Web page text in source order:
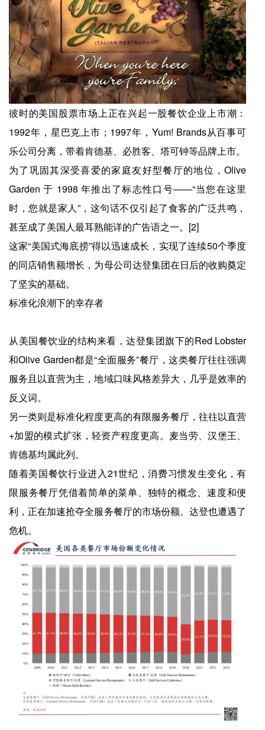
彼时的美国股票市场上正在兴起一股餐饮企业上市潮：
1992年，星巴克上市；1997年，Yum! Brands从百事可
乐公司分离，带着肯德基、必胜客、塔可钟等品牌上市。
为了巩固其深受喜爱的家庭友好型餐厅的地位，Olive
Garden 于 1998 年推出了标志性口号——“当您在这里
时，您就是家人”，这句话不仅引起了食客的广泛共鸣，
甚至成了美国人最耳熟能详的广告语之一。[2]
这家“美国式海底捞”得以迅速成长，实现了连续50个季度
的同店销售额增长，为母公司达登集团在日后的收购奠定
了坚实的基础。
标准化浪潮下的幸存者
从美国餐饮业的结构来看，达登集团旗下的Red Lobster
和Olive Garden都是“全面服务”餐厅，这类餐厅往往强调
服务且以直营为主，地域口味风格差异大，几乎是效率的
反义词。
另一类则是标准化程度更高的有限服务餐厅，往往以直营
+加盟的模式扩张，轻资产程度更高。麦当劳、汉堡王、
肯德基均属此列。
随着美国餐饮行业进入21世纪，消费习惯发生变化，有
限服务餐厅凭借着简单的菜单、独特的概念、速度和便
利，正在加速抢夺全服务餐厅的市场份额。达登也遭遇了
危机。